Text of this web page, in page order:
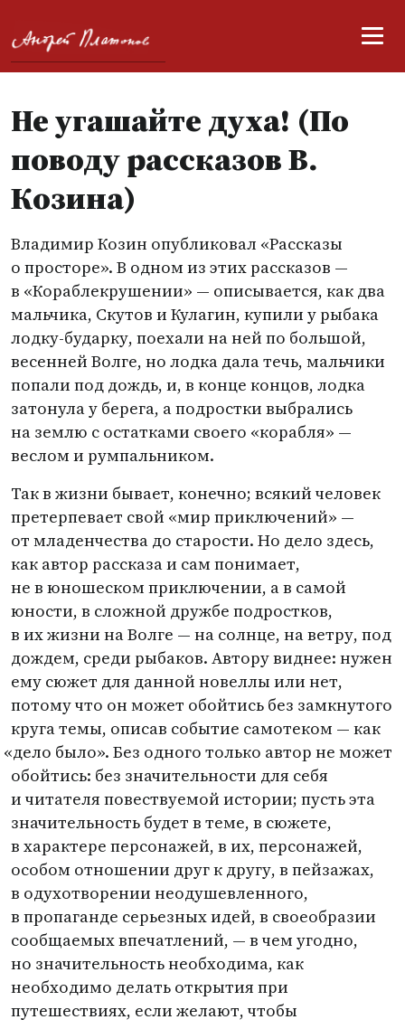
Не угашайте духа! (По
поводу рассказов В.
Козина)
Владимир Козин опубликовал «Рассказы
о просторе». В одном из этих рассказов —
в «Кораблекрушении» — описывается, как два
мальчика, Скутов и Кулагин, купили у рыбака
лодку-бударку, поехали на ней по большой,
весенней Волге, но лодка дала течь, мальчики
попали под дождь, и, в конце концов, лодка
затонула у берега, а подростки выбрались
на землю с остатками своего «корабля» —
веслом и румпальником.
Так в жизни бывает, конечно; всякий человек
претерпевает свой «мир приключений» —
от младенчества до старости. Но дело здесь,
как автор рассказа и сам понимает,
не в юношеском приключении, а в самой
юности, в сложной дружбе подростков,
в их жизни на Волге — на солнце, на ветру, под
дождем, среди рыбаков. Автору виднее: нужен
ему сюжет для данной новеллы или нет,
потому что он может обойтись без замкнутого
круга темы, описав событие самотеком — как
«дело было». Без одного только автор не может
обойтись: без значительности для себя
и читателя повествуемой истории; пусть эта
значительность будет в теме, в сюжете,
в характере персонажей, в их, персонажей,
особом отношении друг к другу, в пейзажах,
в одухотворении неодушевленного,
в пропаганде серьезных идей, в своеобразии
сообщаемых впечатлений, — в чем угодно,
но значительность необходима, как
необходимо делать открытия при
путешествиях, если желают, чтобы